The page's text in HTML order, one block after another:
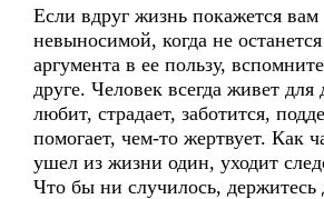
Если вдруг жизнь покажется вам
невыносимой, когда не
аргумента в ее пользу,
друге. Человек всегда живет для
любит, страдает, заботится,
помогает, чем-то жертвует. Как
ушел из жизни один, уходит
Что бы ни случилось, держитесь